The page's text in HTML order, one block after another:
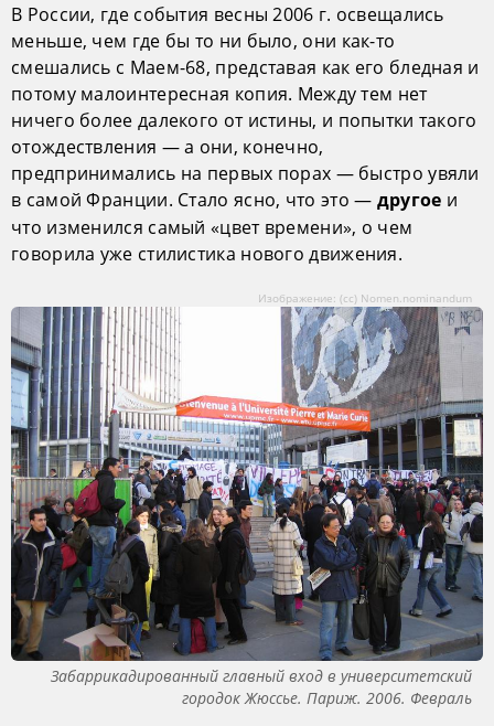
В России, где события весны 2006 г. освещались
меньше, чем где бы то ни было, они как-то
смешались с Маем-68, представая как его бледная и
потому малоинтересная копия. Между тем нет
ничего более далекого от истины, и попытки такого
отождествления — а они, конечно,
предпринимались на первых порах — быстро увяли
в самой Франции. Стало ясно, что это — другое и
что изменился самый «цвет времени», о чем
говорила уже стилистика нового движения.
Изображение: (сс) Nomen.nominandum
Забаррикадированный главный вход в университетский
городок Жюссье. Париж. 2006. Февраль